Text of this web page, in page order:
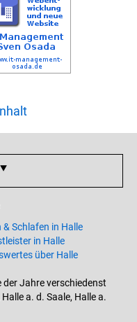
& Schlafen in Halle
in Halle
über Halle
der Jahre verschiedenst
a. d. Saale, Halle a.